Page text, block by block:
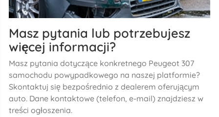
Masz pytania lub potrzebujesz
więcej informacji?
Masz pytania dotyczące konkretnego Peugeot 307
samochodu powypadkowego na naszej platformie?
Skontaktuj się bezpośrednio z dealerem oferującym
auto. Dane kontaktowe (telefon, e-mail) znajdziesz w
treści ogłoszenia.